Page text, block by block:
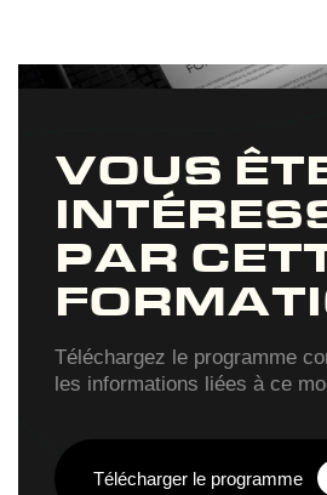
VOUS
PAR
Téléchargez le programme
les informations liées à ce
Télécharger le programme